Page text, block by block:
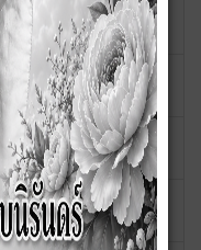
เขียนโดย
สุกัญญา
ฮิต: 61
เขียนโดย
สุกัญญา
ฮิต: 57
เขียนโดย
สุกัญญา
ฮิต: 61
เขียนโดย
สุกัญญา
ฮิต: 60